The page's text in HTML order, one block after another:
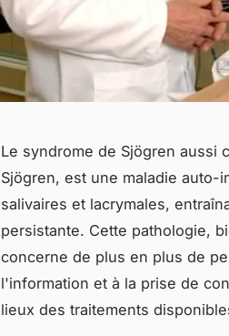
Le syndrome de Sjögren aussi
Sjögren, est une maladie auto-
salivaires et lacrymales,
persistante. Cette pathologie,
concerne de plus en plus de
l'information et à la prise de
lieux des traitements